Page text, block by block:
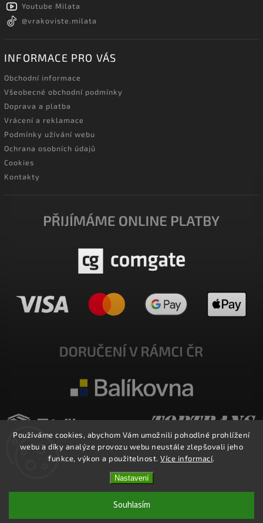
Používáme cookies, abychom Vám umožnili pohodlné prohlížení
webu a díky analýze provozu webu neustále zlepšovali jeho
funkce, výkon a použitelnost.Více informací.
Nastavení
Souhlasím
Youtube Milata
@vrakoviste.milata
INFORMACE PRO VÁS
Obchodní informace
Všeobecné obchodní podmínky
Doprava a platba
Vrácení a reklamace
Podmínky užívání webu
Ochrana osobních údajů
Cookies
Kontakty
E-SHOP MILATA. Všechna práva vyhrazena.
Upravit nastavení cookies